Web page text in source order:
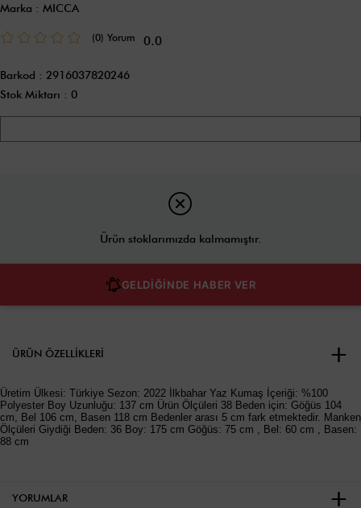
Marka : MICCA
(0) 0.0
Barkod : 2916037820246
Stok Miktarı : 0
Ürün stoklarımızda kalmamıştır.
GELDİĞİNDE HABER VER
ÜRÜN ÖZELLIKLERI
Üretim Ülkesi: Türkiye Sezon: 2022 İlkbahar Yaz Kumaş İçeriği: %100
Polyester Boy Uzunluğu: 137 cm Ürün Ölçüleri 38 Beden için: Göğüs 104
cm, Bel 106 cm, Basen 118 cm Bedenler arası 5 cm fark etmektedir. Manken
Ölçüleri Giydiği Beden: 36 Boy: 175 cm Göğüs: 75 cm , Bel: 60 cm , Basen:
88 cm
YORUMLAR